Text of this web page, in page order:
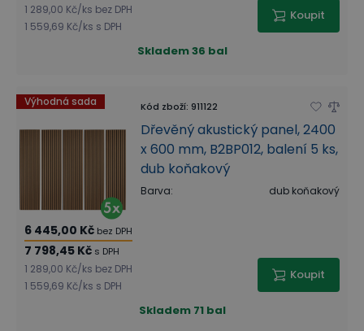
1 289,00 Kč/ks bez DPH
1 559,69 Kč/ks s DPH
Koupit
Skladem36 bal
Výhodná sada Kód zboží: 911122
Dřevěný akustický panel, 2400
x 600 mm, B2BP012, balení 5 ks,
dub koňakový
Barva: dub koňakový
6 445,00 Kč bez DPH
7 798,45 Kč s DPH
1 289,00 Kč/ks bez DPH
1 559,69 Kč/ks s DPH
Koupit
Skladem 71 bal